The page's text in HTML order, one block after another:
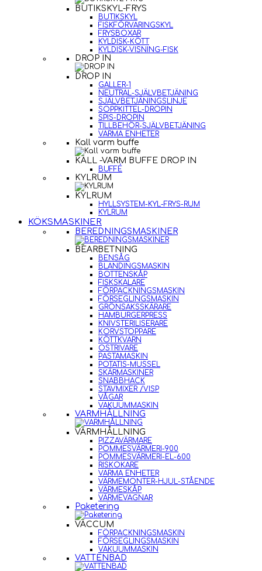
BUTIKSKYL-FRYS
BUTIKSKYL
FISKFÖRVARINGSKYL
FRYSBOXAR
KYLDISK-KÖTT
KYLDISK-VISNING-FISK
DROP IN
DROP IN
GALLER-1
NEUTRAL-SJÄLVBETJÄNING
SJÄLVBETJÄNINGSLINJE
SOPPKITTEL-DROPIN
SPIS-DROPIN
TILLBEHÖR-SJÄLVBETJÄNING
VARMA ENHETER
Kall varm buffe
KALL -VARM BUFFE DROP IN
BUFFÉ
KYLRUM
KYLRUM
HYLLSYSTEM-KYL-FRYS-RUM
KYLRUM
KÖKSMASKINER
BEREDNINGSMASKINER
BEARBETNING
BENSÅG
BLANDINGSMASKIN
BOTTENSKÅP
FISKSKALARE
FÖRPACKNINGSMASKIN
FÖRSEGLINGSMASKIN
GRÖNSAKSSKÄRARE
HAMBURGERPRESS
KNIVSTERILISERARE
KORVSTOPPARE
KÖTTKVARN
OSTRIVARE
PASTAMASKIN
POTATIS-MUSSEL
SKÄRMASKINER
SNABBHACK
STAVMIXER /VISP
VÅGAR
VAKUUMMASKIN
VARMHÅLLNING
VARMHÅLLNING
PIZZAVÄRMARE
POMMESVÄRMERI-900
POMMESVÄRMERI-EL-600
RISKOKARE
VARMA ENHETER
VÄRMEMONTER-HJUL-STÅENDE
VÄRMESKÅP
VÄRMEVAGNAR
Paketering
VACCUM
FÖRPACKNINGSMASKIN
FÖRSEGLINGSMASKIN
VAKUUMMASKIN
VATTENBAD